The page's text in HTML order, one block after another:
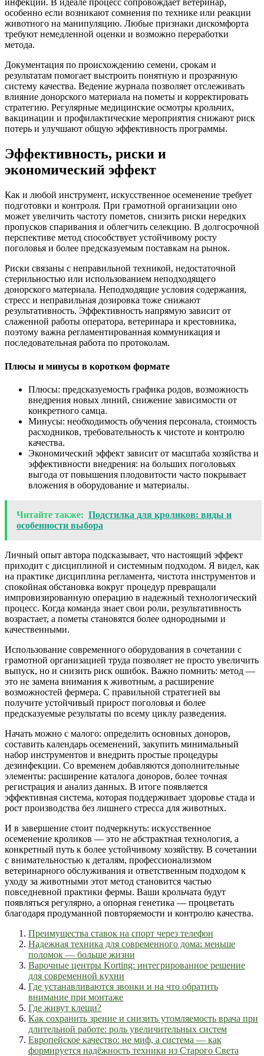
инфекций. В идеале процесс сопровождает ветеринар,
особенно если возникают сомнения по технике или реакции
животного на манипуляцию. Любые признаки дискомфорта
требуют немедленной оценки и возможно переработки
метода.
Документация по происхождению семени, срокам и
результатам помогает выстроить понятную и прозрачную
систему качества. Ведение журнала позволяет отслеживать
влияние донорского материала на пометы и корректировать
стратегию. Регулярные медицинские осмотры крольчих,
вакцинации и профилактические мероприятия снижают риск
потерь и улучшают общую эффективность программы.
Эффективность, риски и
экономический эффект
Как и любой инструмент, искусственное осеменение требует
подготовки и контроля. При грамотной организации оно
может увеличить частоту пометов, снизить риски нередких
пропусков спаривания и облегчить селекцию. В долгосрочной
перспективе метод способствует устойчивому росту
поголовья и более предсказуемым поставкам на рынок.
Риски связаны с неправильной техникой, недостаточной
стерильностью или использованием неподходящего
донорского материала. Неподходящие условия содержания,
стресс и неправильная дозировка тоже снижают
результативность. Эффективность напрямую зависит от
слаженной работы оператора, ветеринара и крестовника,
поэтому важна регламентированная коммуникация и
последовательная работа по протоколам.
Плюсы и минусы в коротком формате
Плюсы: предсказуемость графика родов, возможность
внедрения новых линий, снижение зависимости от
конкретного самца.
Минусы: необходимость обучения персонала, стоимость
расходников, требовательность к чистоте и контролю
качества.
Экономический эффект зависит от масштаба хозяйства и
эффективности внедрения: на больших поголовьях
выгода от повышения плодовитости часто покрывает
вложения в оборудование и материалы.
Читайте также: Подстилка для кроликов: виды и
особенности выбора
Личный опыт автора подсказывает, что настоящий эффект
приходит с дисциплиной и системным подходом. Я видел, как
на практике дисциплина регламента, чистота инструментов и
спокойная обстановка вокруг процедур превращали
импровизированную операцию в надежный технологический
процесс. Когда команда знает свои роли, результативность
возрастает, а пометы становятся более однородными и
качественными.
Использование современного оборудования в сочетании с
грамотной организацией труда позволяет не просто увеличить
выпуск, но и снизить риск ошибок. Важно помнить: метод —
это не замена внимания к животным, а расширение
возможностей фермера. С правильной стратегией вы
получите устойчивый прирост поголовья и более
предсказуемые результаты по всему циклу разведения.
Начать можно с малого: определить основных доноров,
составить календарь осеменений, закупить минимальный
набор инструментов и внедрить простые процедуры
дезинфекции. Со временем добавляются дополнительные
элементы: расширение каталога доноров, более точная
регистрация и анализ данных. В итоге появляется
эффективная система, которая поддерживает здоровье стада и
рост производства без лишнего стресса для животных.
И в завершение стоит подчеркнуть: искусственное
осеменение кроликов — это не абстрактная технология, а
конкретный путь к более устойчивому хозяйству. В сочетании
с внимательностью к деталям, профессионализмом
ветеринарного обслуживания и ответственным подходом к
уходу за животными этот метод становится частью
повседневной практики фермы. Ваши крольчата будут
появляться регулярно, а опорная генетика — процветать
благодаря продуманной повторяемости и контролю качества.
Преимущества ставок на спорт через телефон
Надежная техника для современного дома: меньше
поломок — больше жизни
Варочные центры Korting: интегрированное решение
для современной кухни
Где устанавливаются звонки и на что обратить
внимание при монтаже
Где живут клещи?
Как сохранить зрение и снизить утомляемость врача при
длительной работе: роль увеличительных систем
Европейское качество: не миф, а система — как
формируется надёжность техники из Старого Света